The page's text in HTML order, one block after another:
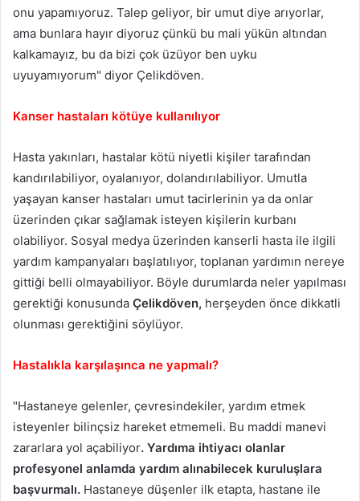
onu yapamıyoruz. Talep geliyor, bir umut diye arıyorlar,
ama bunlara hayır diyoruz çünkü bu mali yükün altından
kalkamayız, bu da bizi çok üzüyor ben uyku
uyuyamıyorum" diyor Çelikdöven.
Kanser hastaları kötüye kullanılıyor
Hasta yakınları, hastalar kötü niyetli kişiler tarafından
kandırılabiliyor, oyalanıyor, dolandırılabiliyor. Umutla
yaşayan kanser hastaları umut tacirlerinin ya da onlar
üzerinden çıkar sağlamak isteyen kişilerin kurbanı
olabiliyor. Sosyal medya üzerinden kanserli hasta ile ilgili
yardım kampanyaları başlatılıyor, toplanan yardımın nereye
gittiği belli olmayabiliyor. Böyle durumlarda neler yapılması
gerektiği konusunda Çelikdöven, herşeyden önce dikkatli
olunması gerektiğini söylüyor.
Hastalıkla karşılaşınca ne yapmalı?
"Hastaneye gelenler, çevresindekiler, yardım etmek
isteyenler bilinçsiz hareket etmemeli. Bu maddi manevi
zararlara yol açabiliyor. Yardıma ihtiyacı olanlar
profesyonel anlamda yardım alınabilecek kuruluşlara
başvurmalı. Hastaneye düşenler ilk etapta, hastane ile